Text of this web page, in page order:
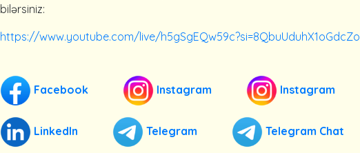
bilərsiniz:
https://www.youtube.com/live/h5gSgEQw59c?si=8QbuUduhX1oGdcZo
Facebook Instagram Instagram
LinkedIn Telegram Telegram Chat